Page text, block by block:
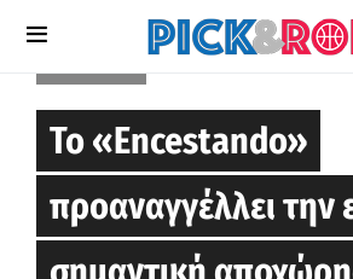
Το «Encestando»
προαναγγέλλει την